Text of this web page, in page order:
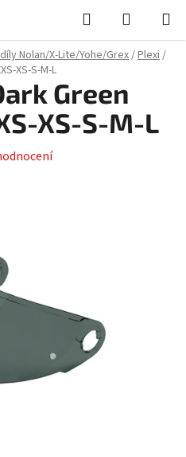
Hledat
KOŠÍK
Nolan/X-Lite/Yohe/Grex/Plexi/
XS-S-M-L
Green
XS-S-M-L